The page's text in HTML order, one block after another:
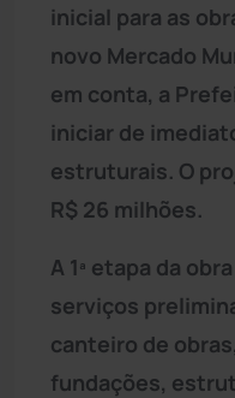
inicial para as
novo Mercado
em conta, a
iniciar de
estruturais. O
R$ 26 milhões.
A 1ª etapa da
serviços
canteiro de
fundações,